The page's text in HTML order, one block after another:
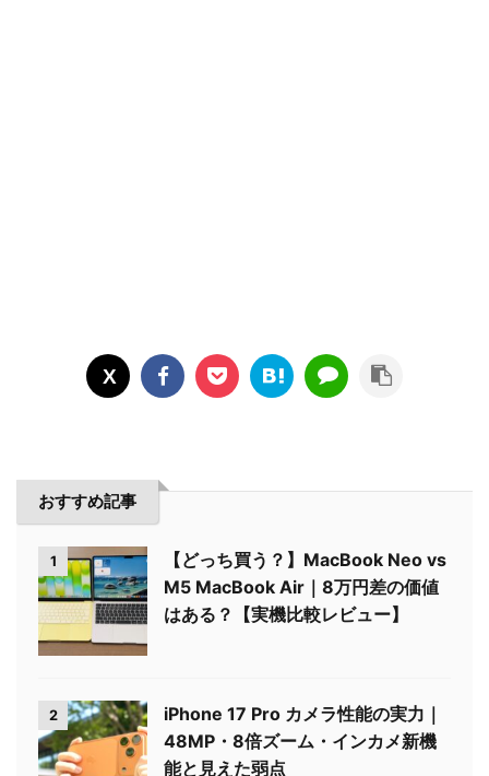
おすすめ記事
1
【どっち買う？】MacBook Neo vs
M5 MacBook Air｜8万円差の価値
はある？【実機比較レビュー】
2
iPhone 17 Pro カメラ性能の実力｜
48MP・8倍ズーム・インカメ新機
能と見えた弱点